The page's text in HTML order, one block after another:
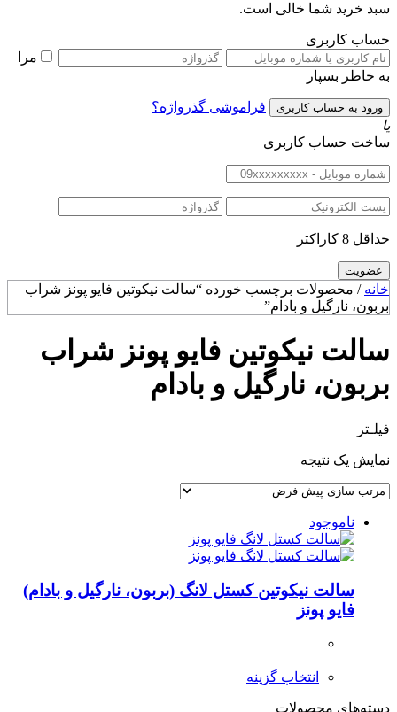
سبد خرید شما خالی است.
حساب کاربری
مرا
به خاطر بسپار
فراموشی گذرواژه؟
یا
ساخت حساب کاربری
حداقل 8 کاراکتر
خانه / محصولات برچسب خورده “سالت نیکوتین فایو پونز شراب
بربون، نارگیل و بادام”
سالت نیکوتین فایو پونز شراب
بربون، نارگیل و بادام
فیلـتر
نمایش یک نتیجه
ناموجود
سالت نیکوتین کستل لانگ (بربون، نارگیل و بادام)
فایو پونز
انتخاب گزینه
دسته‌های محصولات